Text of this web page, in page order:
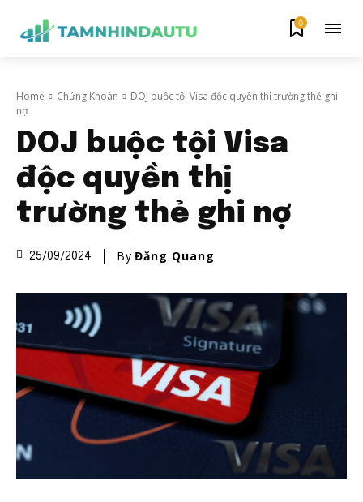
0
Home Chứng Khoán
DOJ buộc tội Visa độc quyền thị trường thẻ ghi
nợ
DOJ buộc tội Visa
độc quyền thị
trường thẻ ghi nợ
25/09/2024 By Đăng Quang